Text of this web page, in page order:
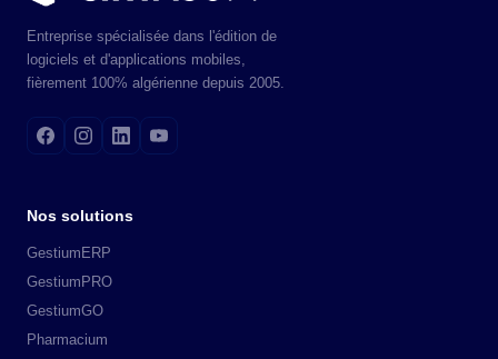
Entreprise spécialisée dans l'édition de
logiciels et d'applications mobiles,
fièrement 100% algérienne depuis 2005.
Nos solutions
GestiumERP
GestiumPRO
GestiumGO
Pharmacium